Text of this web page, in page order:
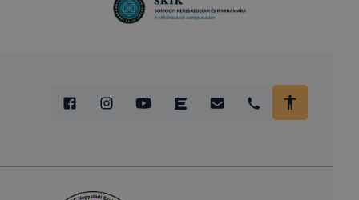
engedélyezni, vagy törölni kívánja a weboldalunkról
származó sütiket, ezt megteheti.
megkönnyítése, a cookie-k alkalmazásának
megakadályozása vagy törlése által előfordulhat,
lesz például elérhető a recaptcha, Google térkép,
form, YouTube videó), vagy a honlap a tervezettől